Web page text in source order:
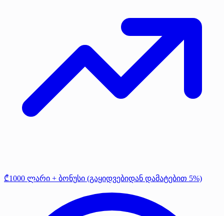
₾1000 ლარი + ბონუსი (გაყიდვებიდან დამატებით 5%)